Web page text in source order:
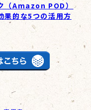
（Amazon POD）
果的な5つの活用方